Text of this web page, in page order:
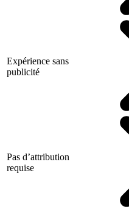
Expérience sans
publicité
Pas d’attribution
requise